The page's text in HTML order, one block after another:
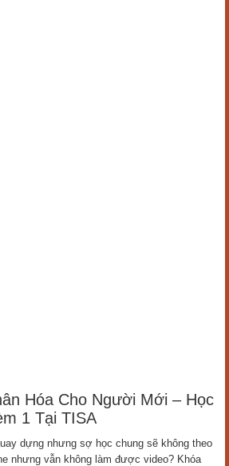
Hóa Cho Người Mới – Học
1 Tại TISA
dựng nhưng sợ học chung sẽ không theo
nhưng vẫn không làm được video? Khóa